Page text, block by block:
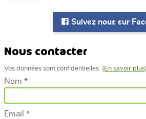
Suivez nous sur
Nous contacter
Vos données sont confidentielles (En savoir plus)
Nom *
Email *